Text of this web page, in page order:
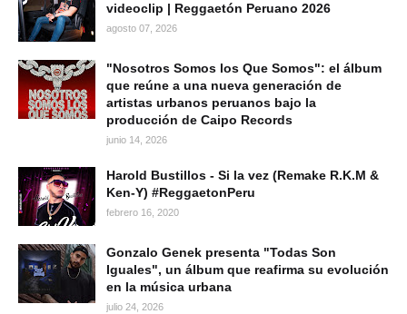
videoclip | Reggaetón Peruano 2026
agosto 07, 2026
"Nosotros Somos los Que Somos": el álbum
que reúne a una nueva generación de
artistas urbanos peruanos bajo la
producción de Caipo Records
junio 14, 2026
Harold Bustillos - Si la vez (Remake R.K.M &
Ken-Y) #ReggaetonPeru
febrero 16, 2020
Gonzalo Genek presenta "Todas Son
Iguales", un álbum que reafirma su evolución
en la música urbana
julio 24, 2026